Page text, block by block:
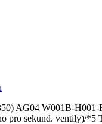
AG04 W001B-H001-
pro sekund. ventily)/*5